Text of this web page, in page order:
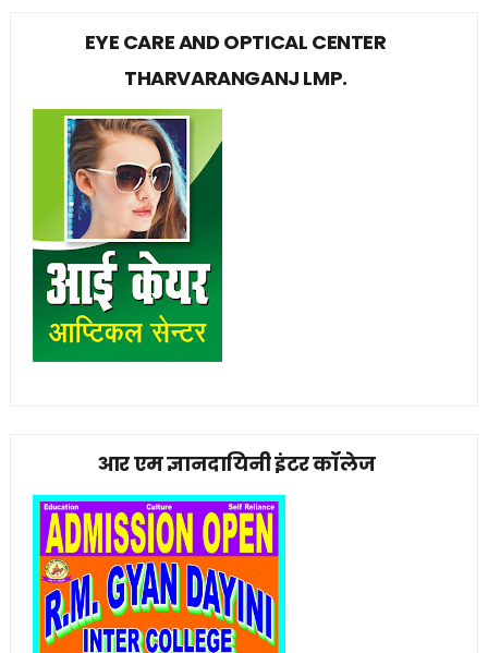
EYE CARE AND OPTICAL CENTER
THARVARANGANJ LMP.
आर एम ज्ञानदायिनी इंटर कॉलेज